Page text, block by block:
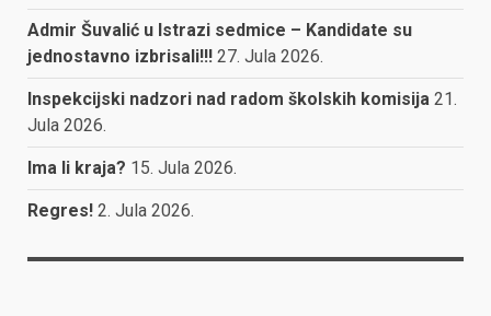
Admir Šuvalić u Istrazi sedmice – Kandidate su
jednostavno izbrisali!!! 27. Jula 2026.
Inspekcijski nadzori nad radom školskih komisija 21.
Jula 2026.
Ima li kraja? 15. Jula 2026.
Regres! 2. Jula 2026.